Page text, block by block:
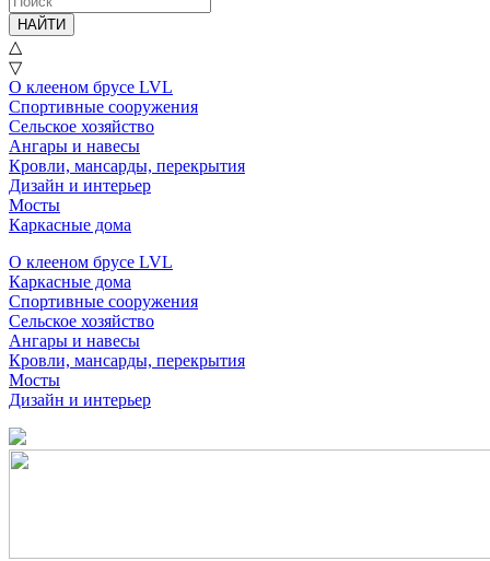
НАЙТИ
△
▽
О клееном брусе LVL
Спортивные сооружения
Сельское хозяйство
Ангары и навесы
Кровли, мансарды, перекрытия
Дизайн и интерьер
Мосты
Каркасные дома
О клееном брусе LVL
Каркасные дома
Спортивные сооружения
Сельское хозяйство
Ангары и навесы
Кровли, мансарды, перекрытия
Мосты
Дизайн и интерьер